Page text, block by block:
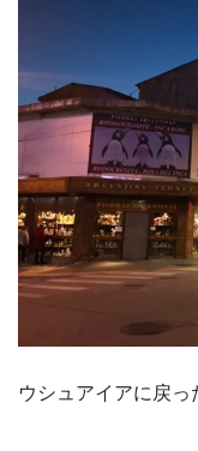
ウシュアイアに戻っ